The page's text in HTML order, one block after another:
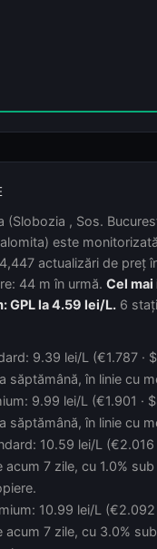
(Slobozia , Sos.
este
actualizări de preț
44 m în urmă. Cel
GPL la 4.59 lei/L. 6
9.39 lei/L (€1.787 ·
săptămână, în linie cu
9.99 lei/L (€1.901 ·
săptămână, în linie cu
10.59 lei/L (€2.016
acum 7 zile, cu 1.0%
10.99 lei/L (€2.092
acum 7 zile, cu 3.0%